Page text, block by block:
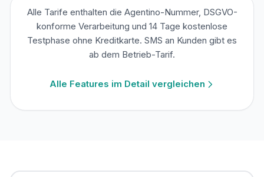
Alle Tarife enthalten die Agentino-Nummer, DSGVO-
konforme Verarbeitung und 14 Tage kostenlose
Testphase ohne Kreditkarte. SMS an Kunden gibt es
ab dem Betrieb-Tarif.
Alle Features im Detail vergleichen